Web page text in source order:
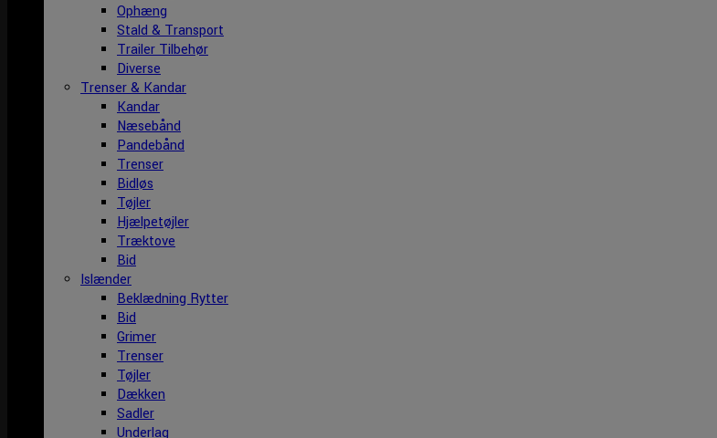
Ophæng
Stald & Transport
Trailer Tilbehør
Diverse
Trenser & Kandar
Kandar
Næsebånd
Pandebånd
Trenser
Bidløs
Tøjler
Hjælpetøjler
Træktove
Bid
Islænder
Beklædning Rytter
Bid
Grimer
Trenser
Tøjler
Dækken
Sadler
Underlag